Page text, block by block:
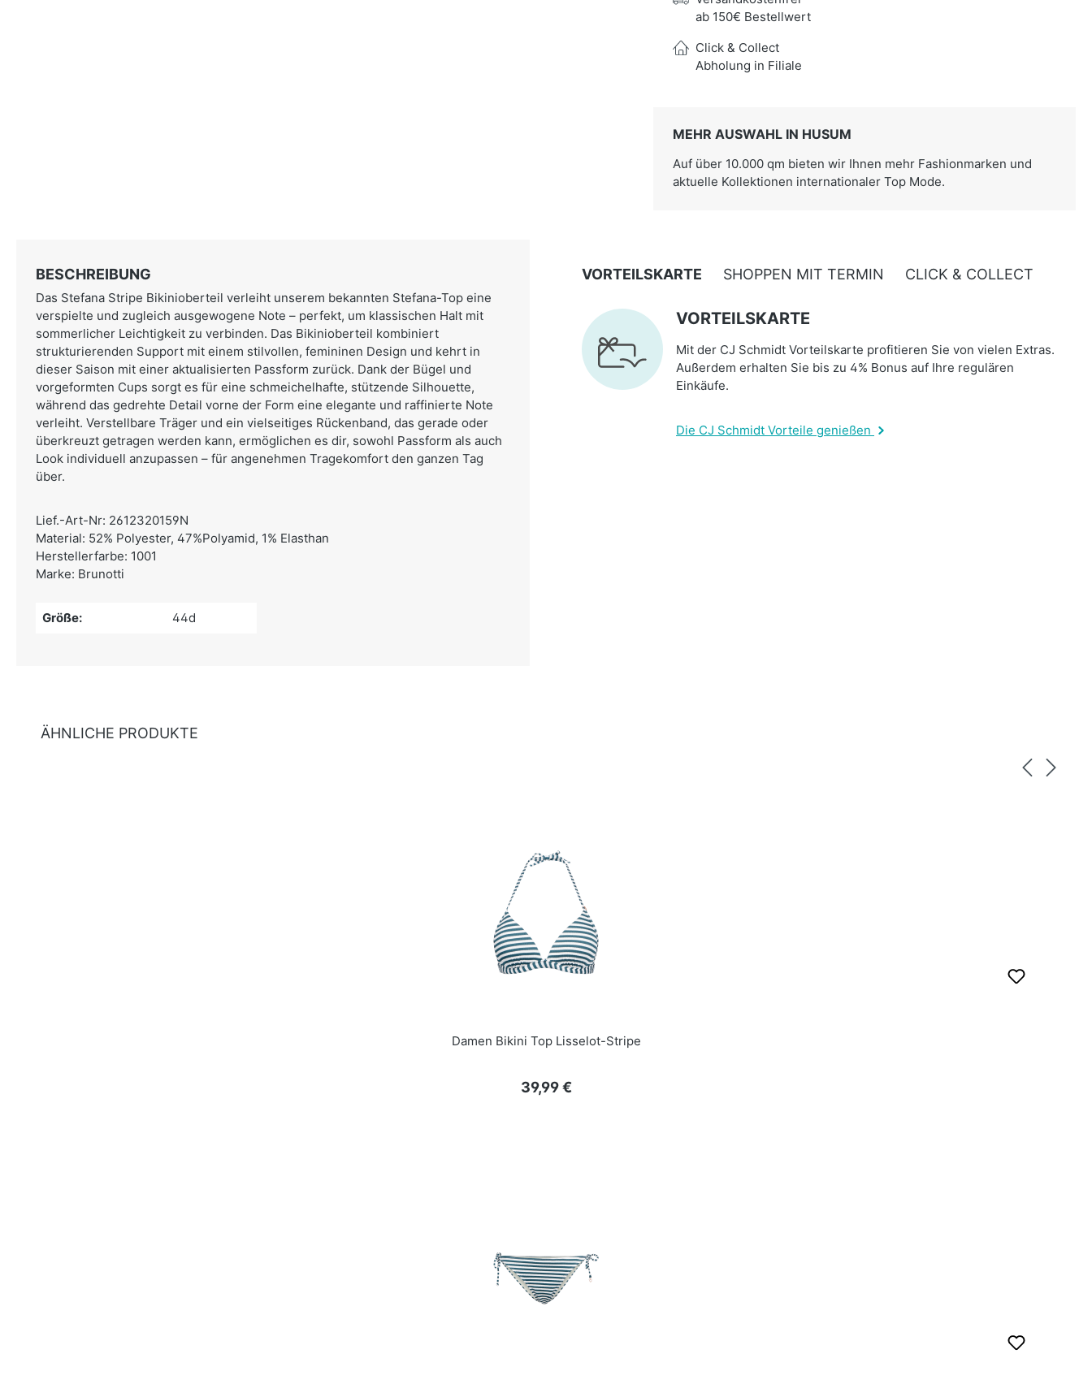
ab 150€ Bestellwert
Click & Collect
Abholung in Filiale
MEHR AUSWAHL IN HUSUM
Auf über 10.000 qm bieten wir Ihnen mehr Fashionmarken und
aktuelle Kollektionen internationaler Top Mode.
BESCHREIBUNG
Das Stefana Stripe Bikinioberteil verleiht unserem bekannten Stefana-Top eine
verspielte und zugleich ausgewogene Note – perfekt, um klassischen Halt mit
sommerlicher Leichtigkeit zu verbinden. Das Bikinioberteil kombiniert
strukturierenden Support mit einem stilvollen, femininen Design und kehrt in
dieser Saison mit einer aktualisierten Passform zurück. Dank der Bügel und
vorgeformten Cups sorgt es für eine schmeichelhafte, stützende Silhouette,
während das gedrehte Detail vorne der Form eine elegante und raffinierte Note
verleiht. Verstellbare Träger und ein vielseitiges Rückenband, das gerade oder
überkreuzt getragen werden kann, ermöglichen es dir, sowohl Passform als auch
Look individuell anzupassen – für angenehmen Tragekomfort den ganzen Tag
über.
Lief.-Art-Nr: 2612320159N
Material: 52% Polyester, 47%Polyamid, 1% Elasthan
Herstellerfarbe: 1001
Marke: Brunotti
Größe: 44d
VORTEILSKARTE SHOPPEN MIT TERMIN CLICK & COLLECT
VORTEILSKARTE
Mit der CJ Schmidt Vorteilskarte profitieren Sie von vielen Extras.
Außerdem erhalten Sie bis zu 4% Bonus auf Ihre regulären
Einkäufe.
Die CJ Schmidt Vorteile genießen
ÄHNLICHE PRODUKTE
Damen Bikini Top Lisselot-Stripe
Regulärer Preis:
39,99 €